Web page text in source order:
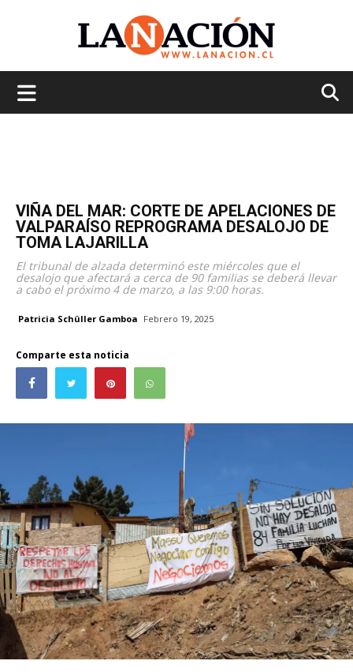
VIÑA DEL MAR: CORTE DE APELACIONES DE
VALPARAÍSO REPROGRAMA DESALOJO DE
TOMA LAJARILLA
El tribunal de alzada determinó este miércoles que el
desalojo que afectará a cerca de 90 familias se deberá llevar
a cabo el próximo 4 de marzo, a las 9:00 horas.
Patricia Schüller Gamboa Febrero 19, 2025
Comparte esta noticia